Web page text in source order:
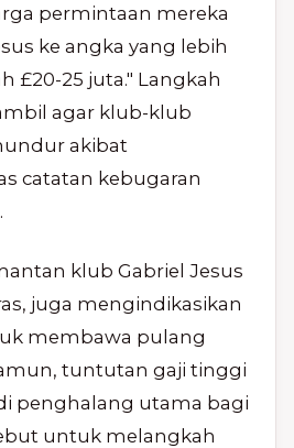
permintaan mereka
ke angka yang lebih
£20-25 juta." Langkah
agar klub-klub
akibat
catatan kebugaran
klub Gabriel Jesus
juga mengindikasikan
membawa pulang
tuntutan gaji tinggi
penghalang utama bagi
untuk melangkah